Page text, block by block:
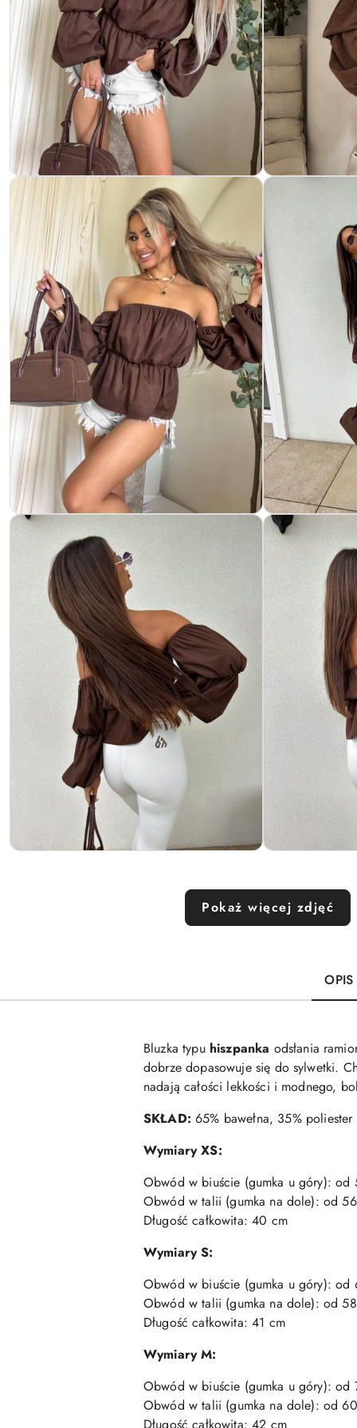
Pokaż więcej zdjęć
OPIS
Bluzka typu hiszpanka odsłania
dobrze dopasowuje się do sylwetki.
nadają całości lekkości i modnego,
SKŁAD: 65% bawełna, 35% poliester
Wymiary XS:
Obwód w biuście (gumka u góry):
Obwód w talii (gumka na dole): od
Długość całkowita: 40 cm
Wymiary S:
Obwód w biuście (gumka u góry): od
Obwód w talii (gumka na dole): od
Długość całkowita: 41 cm
Wymiary M:
Obwód w biuście (gumka u góry): od
Obwód w talii (gumka na dole): od